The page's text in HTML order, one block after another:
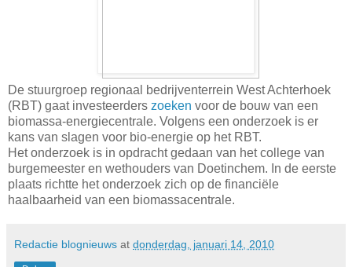
De stuurgroep regionaal bedrijventerrein West Achterhoek
(RBT) gaat investeerders zoeken voor de bouw van een
biomassa-energiecentrale. Volgens een onderzoek is er
kans van slagen voor bio-energie op het RBT.
Het onderzoek is in opdracht gedaan van het college van
burgemeester en wethouders van Doetinchem. In de eerste
plaats richtte het onderzoek zich op de financiële
haalbaarheid van een biomassacentrale.
Redactie blognieuws at donderdag, januari 14, 2010